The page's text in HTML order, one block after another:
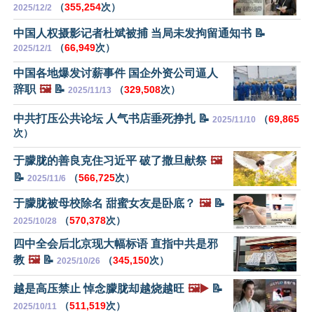
2025/12/2 （355,254次）
中国人权摄影记者杜斌被捕 当局未发拘留通知书 📝
2025/12/1 （66,949次）
中国各地爆发讨薪事件 国企外资公司逼人
辞职 🖼️📝 2025/11/13 （329,508次）
中共打压公共论坛 人气书店垂死挣扎 📝 2025/11/10 （69,865
次）
于朦胧的善良克住习近平 破了撒旦献祭 🖼️
📝 2025/11/6 （566,725次）
于朦胧被母校除名 甜蜜女友是卧底？ 🖼️📝
2025/10/28 （570,378次）
四中全会后北京现大幅标语 直指中共是邪
教 🖼️📝 2025/10/26 （345,150次）
越是高压禁止 悼念朦胧却越烧越旺 🖼️▶️ 📝
2025/10/11 （511,519次）